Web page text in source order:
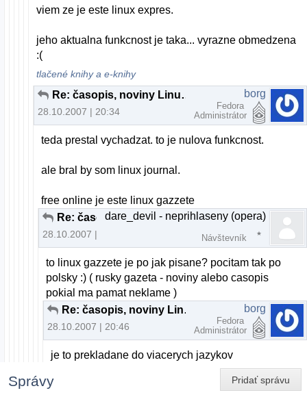
viem ze je este linux expres.
jeho aktualna funkcnost je taka... vyrazne obmedzena
:(
tlačené knihy a e-knihy
Re: časopis, noviny Linux ???
28.10.2007 | 20:34
borg
Fedora
Administrátor
teda prestal vychadzat. to je nulova funkcnost.
ale bral by som linux journal.
free online je este linux gazzete
Re: časopis, noviny Linux ???
28.10.2007 | 20:37
dare_devil - neprihlaseny (opera)
Návštevník
to linux gazzete je po jak pisane? pocitam tak po
polsky :) ( rusky gazeta - noviny alebo casopis
pokial ma pamat neklame )
Re: časopis, noviny Linux ???
28.10.2007 | 20:46
borg
Fedora
Administrátor
je to prekladane do viacerych jazykov
Pridať správu
Správy